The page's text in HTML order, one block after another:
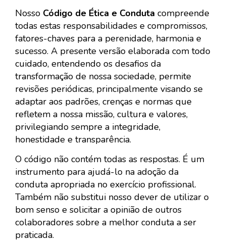
Nosso Código de Ética e Conduta compreende
todas estas responsabilidades e compromissos,
fatores-chaves para a perenidade, harmonia e
sucesso. A presente versão elaborada com todo
cuidado, entendendo os desafios da
transformação de nossa sociedade, permite
revisões periódicas, principalmente visando se
adaptar aos padrões, crenças e normas que
refletem a nossa missão, cultura e valores,
privilegiando sempre a integridade,
honestidade e transparência.
O código não contém todas as respostas. É um
instrumento para ajudá-lo na adoção da
conduta apropriada no exercício profissional.
Também não substitui nosso dever de utilizar o
bom senso e solicitar a opinião de outros
colaboradores sobre a melhor conduta a ser
praticada.